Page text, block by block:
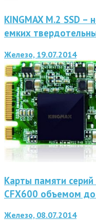
KINGMAX M.2 SSD
емких
Железо, 19.07.2014
Карты памяти
CFX600 объемом
Железо, 08.07.2014